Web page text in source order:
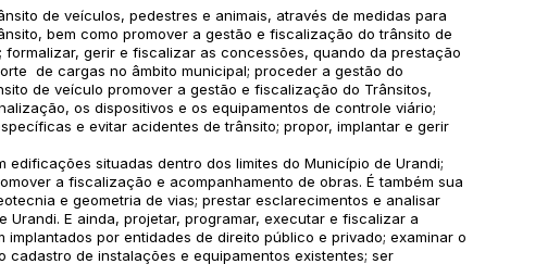
de veículos, pedestres e animais, através de medidas para
bem como promover a gestão e fiscalização do trânsito de
gerir e fiscalizar as concessões, quando da prestação
de cargas no âmbito municipal; proceder a gestão do
de veículo promover a gestão e fiscalização do Trânsitos,
os dispositivos e os equipamentos de controle viário;
e evitar acidentes de trânsito; propor, implantar e gerir
situadas dentro dos limites do Município de Urandi;
a fiscalização e acompanhamento de obras. É também sua
e geometria de vias; prestar esclarecimentos e analisar
E ainda, projetar, programar, executar e fiscalizar a
por entidades de direito público e privado; examinar o
de instalações e equipamentos existentes; ser